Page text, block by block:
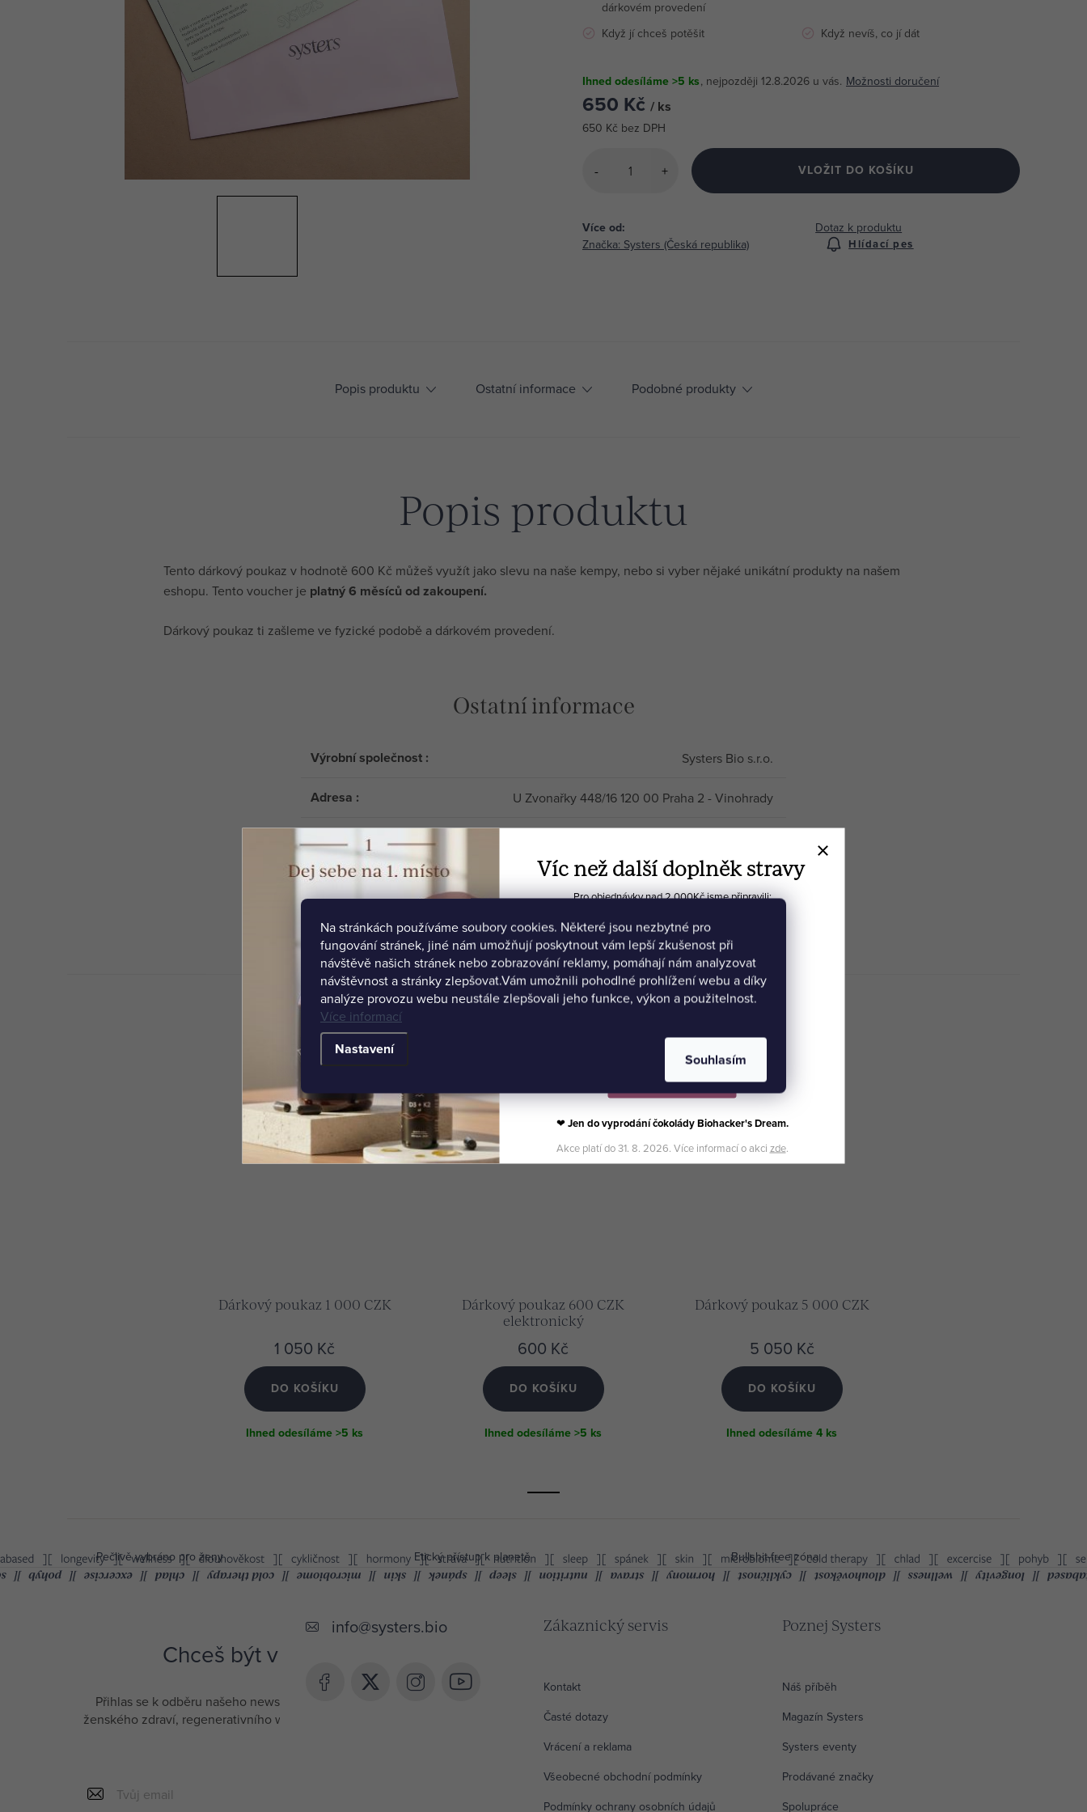
Na stránkách používáme soubory cookies. Některé jsou nezbytné pro
fungování stránek, jiné nám umožňují poskytnout vám lepší zkušenost při
návštěvě našich stránek nebo zobrazování reklamy, pomáhají nám analyzovat
návštěvnost a stránky zlepšovat.Vám umožnili pohodlné prohlížení webu a díky
analýze provozu webu neustále zlepšovali jeho funkce, výkon a použitelnost.
Více informací
Nastavení
Souhlasím
dárkovém provedení
Když jí chceš potěšit Když nevíš, co jí dát
Ihned odesíláme>5 ks 12.8.2026 Možnosti doručení
650 Kč / ks
650 Kč bez DPH
VLOŽIT DO KOŠÍKU
Značka: Systers (Česká republika)
Dotaz k produktu
Hlídací pes
Popis produktu Ostatní informace Podobné produkty
Popis produktu
Tento dárkový poukaz v hodnotě 600 Kč můžeš využít jako slevu na naše kempy, nebo si vyber nějaké unikátní produkty na našem
eshopu. Tento voucher je platný 6 měsíců od zakoupení.
Dárkový poukaz ti zašleme ve fyzické podobě a dárkovém provedení.
Výrobní společnost : Systers Bio s.r.o.
Adresa : U Zvonařky 448/16 120 00 Praha 2 - Vinohrady
Dárkový poukaz 1 000 CZK
1 050 Kč
DO KOŠÍKU
Ihned odesíláme>5 ks
Dárkový poukaz 600 CZK
elektronický
600 Kč
DO KOŠÍKU
Ihned odesíláme>5 ks
Dárkový poukaz 5 000 CZK
5 050 Kč
DO KOŠÍKU
Ihned odesíláme4 ks
Pečlivě vybráno pro ženy Etický přístup k planetě Bullshit-free zóna
Z
Chceš být v obraze a získat 10% slevu?
Přihlas se k odběru našeho newsletteru a měj přístup k inspiraci, novinkám a tipům ze světa
ženského zdraví, regenerativního wellbeingu a dlouhověkosti. Jako poděkování ti pošleme 10%
info@systers.bio Zákaznický servis
Kontakt
Časté dotazy
Vrácení a reklama
Všeobecné obchodní podmínky
Podmínky ochrany osobních údajů
Poznej Systers
Náš příběh
Magazín Systers
Systers eventy
Prodávané značky
Spolupráce
Víc než další doplněk stravy
Pro objednávky nad 2 000Kč jsme připravili:
💻 Ochutnávku Akademie
Vybrat své produkty
❤Jen do vyprodání čokolády Biohacker's Dream.
Akce platí do 31. 8. 2026. Více informací o akci zde.